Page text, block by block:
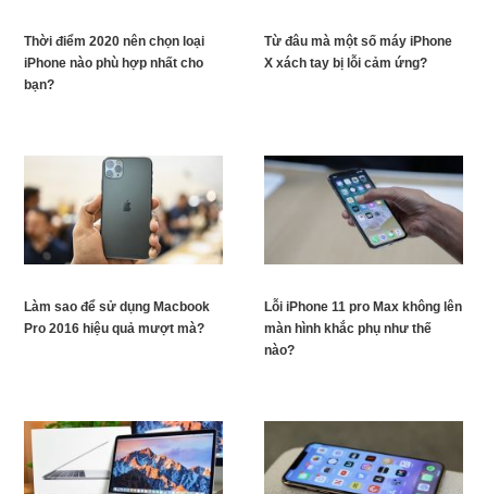
Thời điểm 2020 nên chọn loại
iPhone nào phù hợp nhất cho
bạn?
Từ đâu mà một số máy iPhone
X xách tay bị lỗi cảm ứng?
Làm sao để sử dụng Macbook
Pro 2016 hiệu quả mượt mà?
Lỗi iPhone 11 pro Max không lên
màn hình khắc phụ như thế
nào?